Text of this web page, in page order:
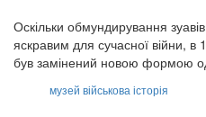
Оскільки обмундирування
яскравим для сучасної війни, в
був замінений новою формою
музей військова історія